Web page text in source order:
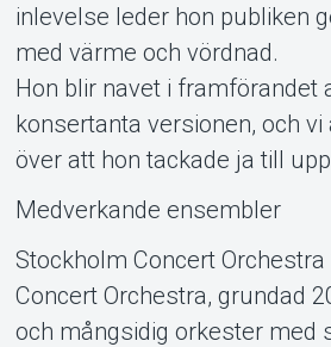
inlevelse leder hon publiken
med värme och vördnad.
Hon blir navet i framförandet
konsertanta versionen, och
över att hon tackade ja till
Medverkande ensembler
Stockholm Concert
Concert Orchestra, grundad
och mångsidig orkester med